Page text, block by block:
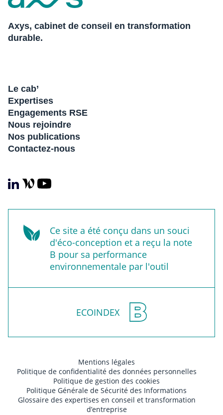
Axys, cabinet de conseil en transformation
durable.
Le cab’
Expertises
Engagements RSE
Nous rejoindre
Nos publications
Contactez-nous
Ce site a été conçu dans un souci
d'éco-conception et a reçu la note
B pour sa performance
environnementale par l'outil
ECOINDEX
Mentions légales
Politique de confidentialité des données personnelles
Politique de gestion des cookies
Politique Générale de Sécurité des Informations
Glossaire des expertises en conseil et transformation
d’entreprise